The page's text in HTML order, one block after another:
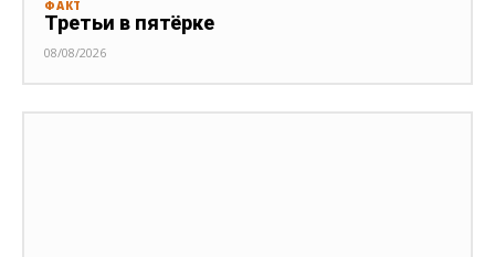
ФАКТ
Третьи в пятёрке
08/08/2026